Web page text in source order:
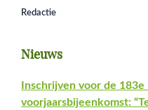
Redactie
Primaire
Sidebar
Nieuws
Inschrijven voor de
voorjaarsbijeenkomst: